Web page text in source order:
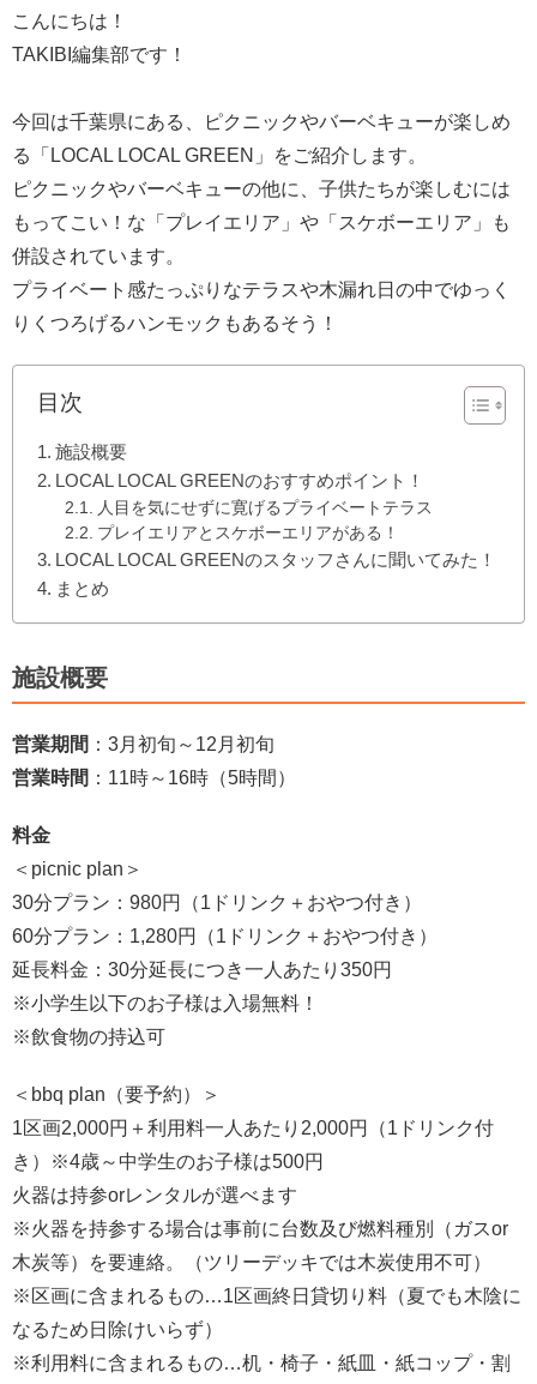
こんにちは！
TAKIBI編集部です！
今回は千葉県にある、ピクニックやバーベキューが楽しめ
る「LOCAL LOCAL GREEN」をご紹介します。
ピクニックやバーベキューの他に、子供たちが楽しむには
もってこい！な「プレイエリア」や「スケボーエリア」も
併設されています。
プライベート感たっぷりなテラスや木漏れ日の中でゆっく
りくつろげるハンモックもあるそう！
目次
施設概要
LOCAL LOCAL GREENのおすすめポイント！
人目を気にせずに寛げるプライベートテラス
プレイエリアとスケボーエリアがある！
LOCAL LOCAL GREENのスタッフさんに聞いてみた！
まとめ
施設概要
営業期間 ：3月初旬～12月初旬
営業時間 ：11時～16時（5時間）
料金
＜picnic plan＞
30分プラン：980円（1ドリンク＋おやつ付き）
60分プラン：1,280円（1ドリンク＋おやつ付き）
延長料金：30分延長につき一人あたり350円​
※小学生以下のお子様は入場無料！
※飲食物の持込可
＜bbq plan（要予約）＞
1区画2,000円＋利用料一人あたり2,000円（1ドリンク付
き）※4歳～中学生のお子様は500円
火器は持参orレンタルが選べます
※火器を持参する場合は事前に台数及び燃料種別（ガスor
木炭等）を要連絡。（ツリーデッキでは木炭使用不可）
※区画に含まれるもの​…1区画終日貸切り料（夏でも木陰に
なるため日除けいらず）
※利用料に含まれるもの…机・椅子・紙皿・紙コップ・割